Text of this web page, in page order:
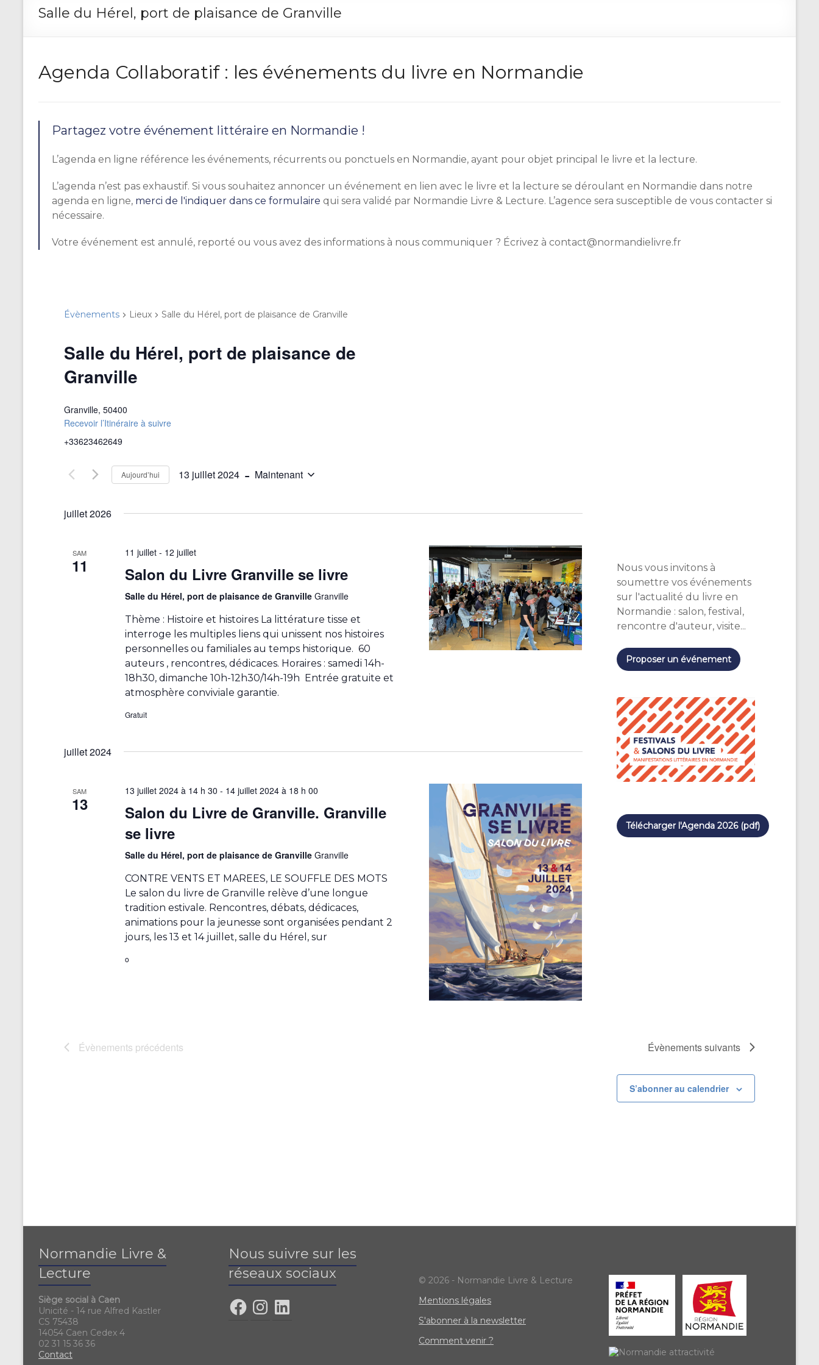
Salle du Hérel, port de plaisance de Granville
Agenda Collaboratif : les événements du livre en Normandie
Partagez votre événement littéraire en Normandie !
L’agenda en ligne référence les événements, récurrents ou ponctuels en Normandie, ayant pour objet principal le livre et la lecture.
L’agenda n’est pas exhaustif. Si vous souhaitez annoncer un événement en lien avec le livre et la lecture se déroulant en Normandie dans notre
agenda en ligne, merci de l'indiquer dans ce formulaire qui sera validé par Normandie Livre & Lecture. L’agence sera susceptible de vous contacter si
nécessaire.
Votre événement est annulé, reporté ou vous avez des informations à nous communiquer ? Écrivez à contact@normandielivre.fr
Évènements Lieux Salle du Hérel, port de plaisance de Granville
Salle du Hérel, port de plaisance de
Granville
Granville, 50400
Recevoir l’Itinéraire à suivre
+33623462649
Aujourd’hui 13 juillet 2024 - Maintenant
l
t
o
n
e
z
u
n
e
d
t
juillet 2026
SAM
11
11 juillet- 12 juillet
Salon du Livre Granville se livre
Salle du Hérel, port de plaisance de Granville Granville
Thème : Histoire et histoires La littérature tisse et
interroge les multiples liens qui unissent nos histoires
personnelles ou familiales au temps historique. 60
auteurs , rencontres, dédicaces. Horaires : samedi 14h-
18h30, dimanche 10h-12h30/14h-19h Entrée gratuite et
atmosphère conviviale garantie.
Gratuit
juillet 2024
SAM
13
13 juillet 2024 à 14 h 30 - 14 juillet 2024 à 18 h 00
Salon du Livre de Granville. Granville
se livre
Salle du Hérel, port de plaisance de Granville Granville
CONTRE VENTS ET MAREES, LE SOUFFLE DES MOTS
Le salon du livre de Granville relève d’une longue
tradition estivale. Rencontres, débats, dédicaces,
animations pour la jeunesse sont organisées pendant 2
jours, les 13 et 14 juillet, salle du Hérel, sur
o
Nous vous invitons à
soumettre vos événements
sur l'actualité du livre en
Normandie : salon, festival,
rencontre d'auteur, visite...
Proposer un événement
Télécharger l'Agenda 2026 (pdf)
Évènements précédents Évènementssuivants
S’abonner au calendrier
Normandie Livre &
Lecture
Siège social à Caen
Unicité - 14 rue Alfred Kastler
CS 75438
14054 Caen Cedex 4
02 31 15 36 36
Contact
Nous suivre sur les
réseaux sociaux
© 2026 - Normandie Livre & Lecture
Mentions légales
S'abonner à la newsletter
Comment venir ?